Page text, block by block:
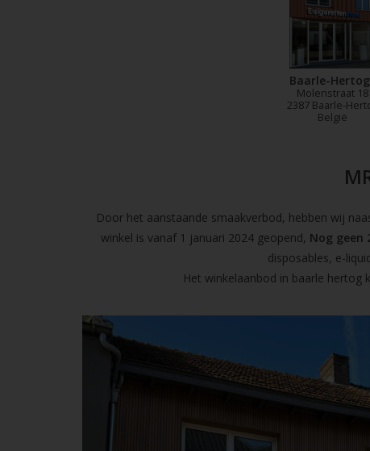
Baarle-Hertog
Molenstraat 18
2387 Baarle-
België
Door het aanstaande smaakverbod, hebben wij
winkel is vanaf 1 januari 2024 geopend, Nog geen
disposables, e-
Het winkelaanbod in baarle hertog